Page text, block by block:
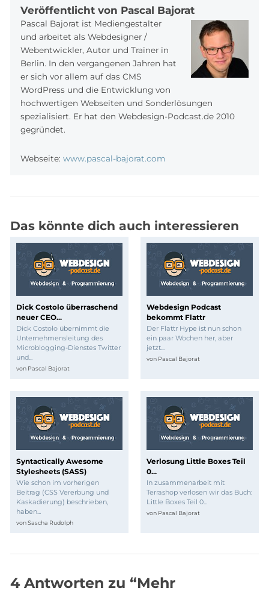
Veröffentlicht von Pascal Bajorat
Pascal Bajorat ist Mediengestalter
und arbeitet als Webdesigner /
Webentwickler, Autor und Trainer in
Berlin. In den vergangenen Jahren hat
er sich vor allem auf das CMS
WordPress und die Entwicklung von
hochwertigen Webseiten und Sonderlösungen
spezialisiert. Er hat den Webdesign-Podcast.de 2010
gegründet.
Webseite: www.pascal-bajorat.com
Das könnte dich auch interessieren
Dick Costolo überraschend
neuer CEO...
Dick Costolo übernimmt die
Unternehmensleitung des
Microblogging-Dienstes Twitter
und...
von Pascal Bajorat
Webdesign Podcast
bekommt Flattr
Der Flattr Hype ist nun schon
ein paar Wochen her, aber
jetzt...
von Pascal Bajorat
Syntactically Awesome
Stylesheets (SASS)
Wie schon im vorherigen
Beitrag (CSS Vererbung und
Kaskadierung) beschrieben,
haben...
vonSascha Rudolph
Verlosung Little Boxes Teil
0...
In zusammenarbeit mit
Terrashop verlosen wir das Buch:
Little Boxes Teil 0...
von Pascal Bajorat
4 Antworten zu “Mehr